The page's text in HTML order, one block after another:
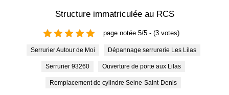
Structure immatriculée au RCS
page notée 5/5 - (3 votes)
Serrurier Autour de Moi Dépannage serrurerie Les Lilas
Serrurier 93260 Ouverture de porte aux Lilas
Remplacement de cylindre Seine-Saint-Denis